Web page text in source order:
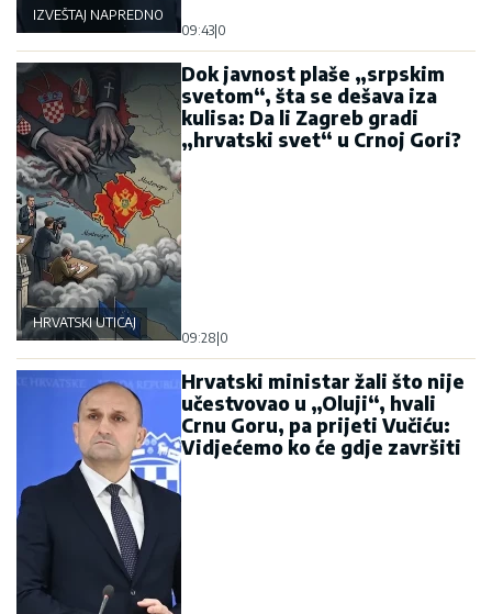
IZVEŠTAJ NAPREDNOG KLUBA
09:43 0
HRVATSKI UTICAJ
Dok javnost plaše „srpskim
svetom“, šta se dešava iza
kulisa: Da li Zagreb gradi
„hrvatski svet“ u Crnoj Gori?
09:28 0
Hrvatski ministar žali što nije
učestvovao u „Oluji“, hvali
Crnu Goru, pa prijeti Vučiću:
Vidjećemo ko će gdje završiti